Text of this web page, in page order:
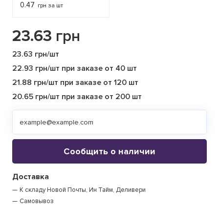
0.47 грн за шт
23.63 грн
23.63 грн/шт
22.93 грн/шт при заказе от 40 шт
21.88 грн/шт при заказе от 120 шт
20.65 грн/шт при заказе от 200 шт
Сообщить о наличии
Доставка
К складу Новой Почты, Ин Тайм, Деливери
Самовывоз